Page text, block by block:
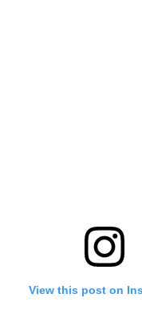
View this post on